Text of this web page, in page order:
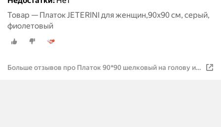
Товар — Платок JETERINI для женщин,90х90 см, серый,
фиолетовый
Больше отзывов про Платок 90*90 шелковый на голову и